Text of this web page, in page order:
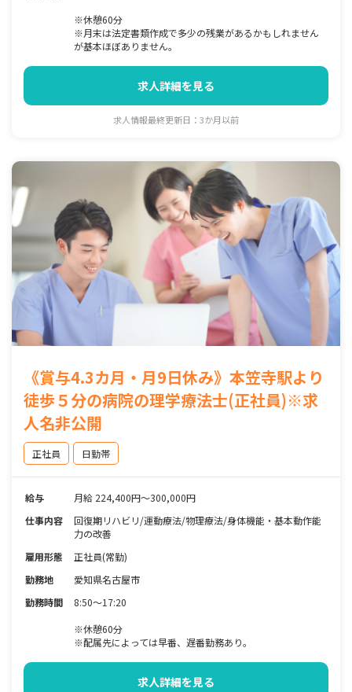
※休憩60分
※月末は法定書類作成で多少の残業があるかもしれません
が基本ほぼありません。
求人詳細を見る
求人情報最終更新日：3か月以前
《賞与4.3カ月・月9日休み》本笠寺駅より
徒歩５分の病院の理学療法士(正社員)※求
人名非公開
正社員 日勤帯
給与
月給 224,400円～300,000円
仕事内容
回復期リハビリ/運動療法/物理療法/身体機能・基本動作能
力の改善
雇用形態
正社員(常勤)
勤務地
愛知県名古屋市
勤務時間
8:50～17:20
※休憩60分
※配属先によっては早番、遅番勤務あり。
求人詳細を見る